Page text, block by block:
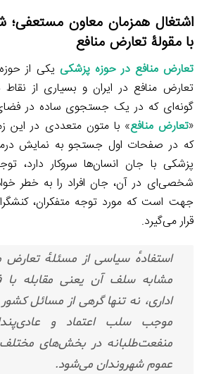
اشتغال همزمان معاون مستعفی؛
با مقولۀ تعارض منافع
تعارض منافع در حوزه پزشکی یکی از
تعارض منافع در ایران و بسیاری از
گونه‌ای که در یک جستجوی ساده در فضای
«تعارض منافع» با متون متعددی در این
که در صفحات اول جستجو به نمایش
پزشکی با جان انسان‌ها سروکار دارد،
شخصی‌ای در آن، جان افراد را به خطر
جهت است که مورد توجه متفکران،
قرار می‌گیرد.
استفادۀ سیاسی از مسئلۀ تعارض
مشابه سلف آن یعنی مقابله با
اداری، نه تنها گرهی از مسائل
موجب سلب اعتماد و
منفعت‌طلبانه در بخش‌های
عموم شهروندان می‌شود.